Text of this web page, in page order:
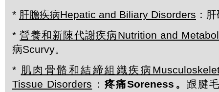
* 肝膽疾病Hepatic and Biliary Disorders ：
*營養和新陳代謝疾病Nutrition and
病Scurvy。
* 肌肉骨骼和結締組織疾病
Tissue Disorders ： 疼痛Soreness。 跟腱